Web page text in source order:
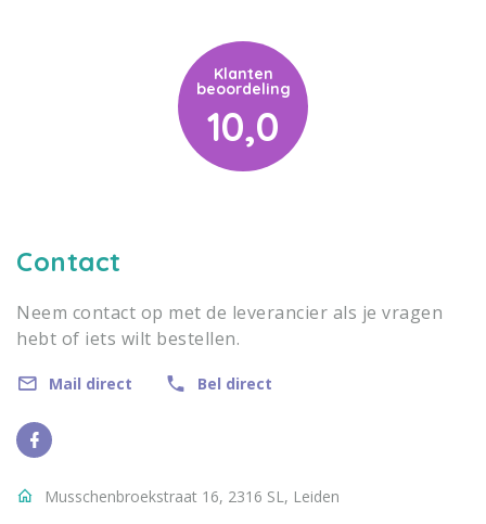
Klanten
beoordeling
10,0
Contact
Neem contact op met de leverancier als je vragen
hebt of iets wilt bestellen.
Mail direct Bel direct
Musschenbroekstraat 16, 2316 SL, Leiden